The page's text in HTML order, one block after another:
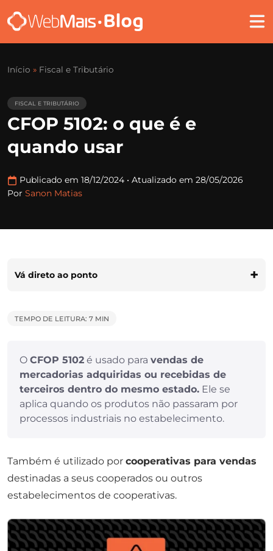
Início » Fiscal e Tributário
FISCAL E TRIBUTÁRIO
CFOP 5102: o que é e
quando usar
Publicado em 18/12/2024 • Atualizado em 28/05/2026
Por Sanon Matias
Vá direto ao ponto
TEMPO DE LEITURA: 7 MIN
O CFOP 5102 é usado para vendas de
mercadorias adquiridas ou recebidas de
terceiros dentro do mesmo estado. Ele se
aplica quando os produtos não passaram por
processos industriais no estabelecimento.
Também é utilizado por cooperativas para vendas
destinadas a seus cooperados ou outros
estabelecimentos de cooperativas.